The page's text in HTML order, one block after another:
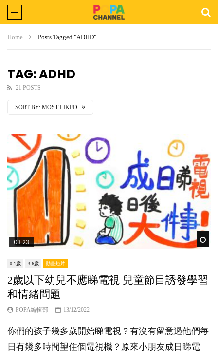
Home Posts Tagged "ADHD"
TAG: ADHD
21 POSTS
SORT BY: MOST LIKED
03:23
0-1歲 3-6歲 動畫短片
2歲以下幼兒不應睇電視 兒童節目誘發學習
和情緒問題
POPA編輯部 13/12/2022
你們的孩子幾多歲開始睇電視？有沒有留意過他們每
日有幾多時間望住個電視機？原來小朋友成日睇電